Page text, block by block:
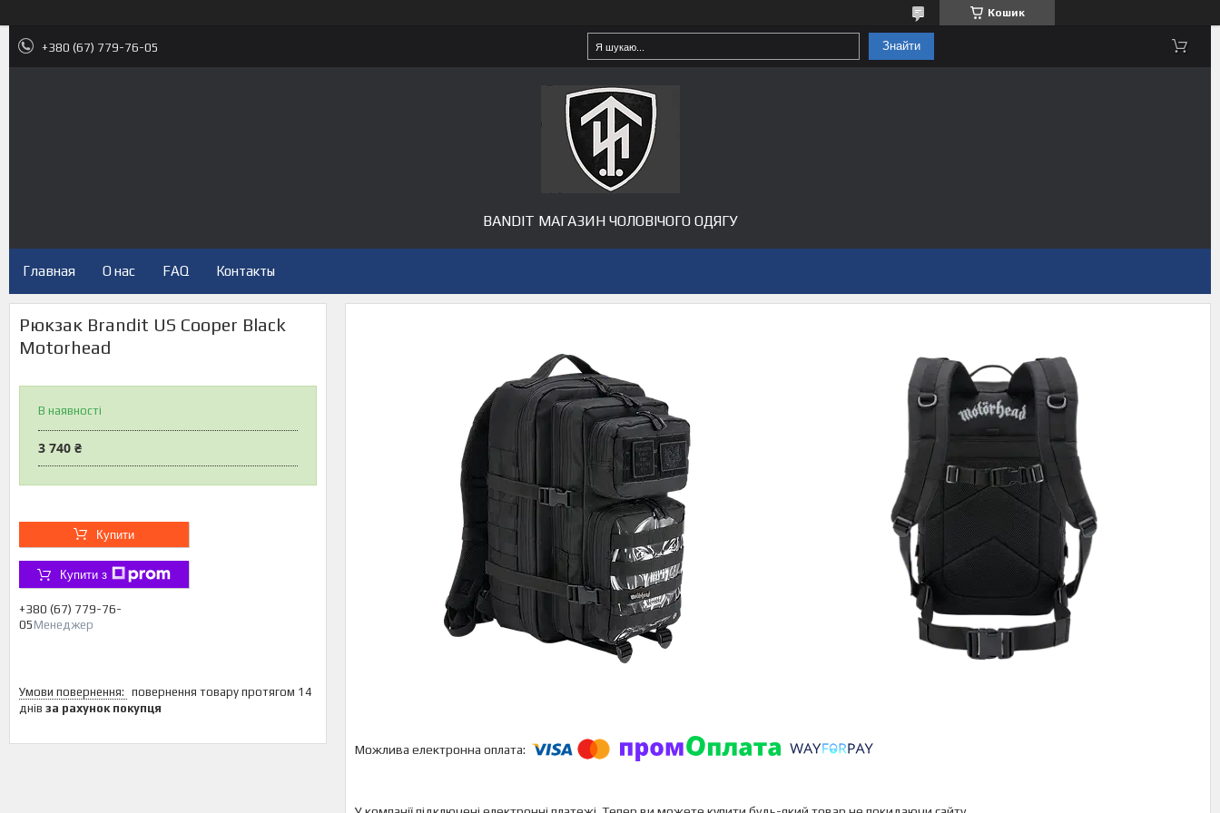
Кошик
+380 (67) 779-76-05 Знайти
BANDIT МАГАЗИН ЧОЛОВІЧОГО ОДЯГУ
Главная О нас FAQ Контакты
Рюкзак Brandit US Cooper Black
Motorhead
В наявності
3 740 ₴
Купити
Купити з
+380 (67) 779-76-
05 Менеджер
повернення товару протягом 14
днів за рахунок покупця